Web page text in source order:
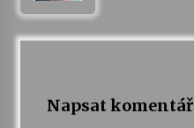
Napsat komentář